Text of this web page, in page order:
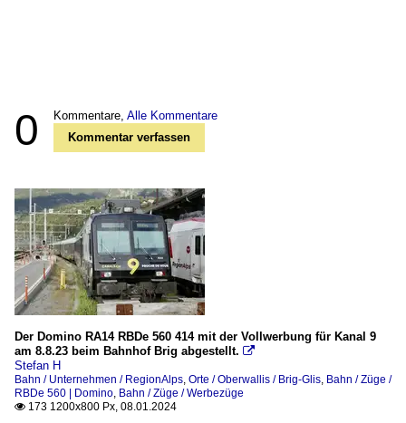
0 Kommentare, Alle Kommentare
Kommentar verfassen
Der Domino RA14 RBDe 560 414 mit der Vollwerbung für Kanal 9
am 8.8.23 beim Bahnhof Brig abgestellt. 
Stefan H
Bahn / Unternehmen / RegionAlps, Orte / Oberwallis / Brig-Glis, Bahn / Züge /
RBDe 560 | Domino, Bahn / Züge / Werbezüge
 173 1200x800 Px, 08.01.2024